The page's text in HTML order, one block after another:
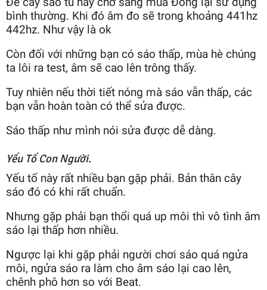
bình thường. Khi đó âm đo sẽ trong khoảng 441hz
442hz. Như vậy là ok
Còn đối với những bạn có sáo thấp, mùa hè chúng
ta lôi ra test, âm sẽ cao lên trông thấy.
Tuy nhiên nếu thời tiết nóng mà sáo vẫn thấp, các
bạn vẫn hoàn toàn có thể sửa được.
Sáo thấp như mình nói sửa được dễ dàng.
Yếu Tố Con Người.
Yếu tố này rất nhiều bạn gặp phải. Bản thân cây
sáo đó có khi rất chuẩn.
Nhưng gặp phải bạn thổi quá up môi thì vô tình âm
sáo lại thấp hơn nhiều.
Ngược lại khi gặp phải người chơi sáo quá ngửa
môi, ngửa sáo ra làm cho âm sáo lại cao lên,
chênh phô hơn so với Beat.